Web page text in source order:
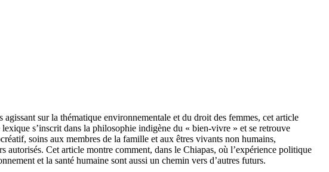
sur la thématique environnementale et du droit des femmes, cet article
s’inscrit dans la philosophie indigène du « bien-vivre » et se retrouve
soins aux membres de la famille et aux êtres vivants non humains,
autorisés. Cet article montre comment, dans le Chiapas, où l’expérience politique
et la santé humaine sont aussi un chemin vers d’autres futurs.